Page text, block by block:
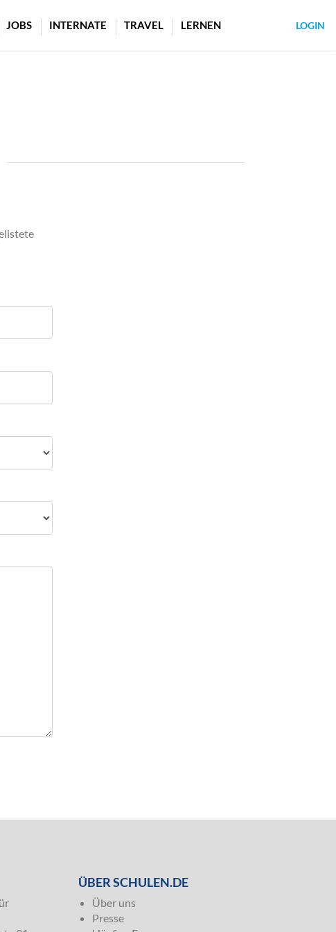
JOBS INTERNATE TRAVEL LERNEN LOGIN
ÜBER SCHULEN.DE
Über uns
Presse